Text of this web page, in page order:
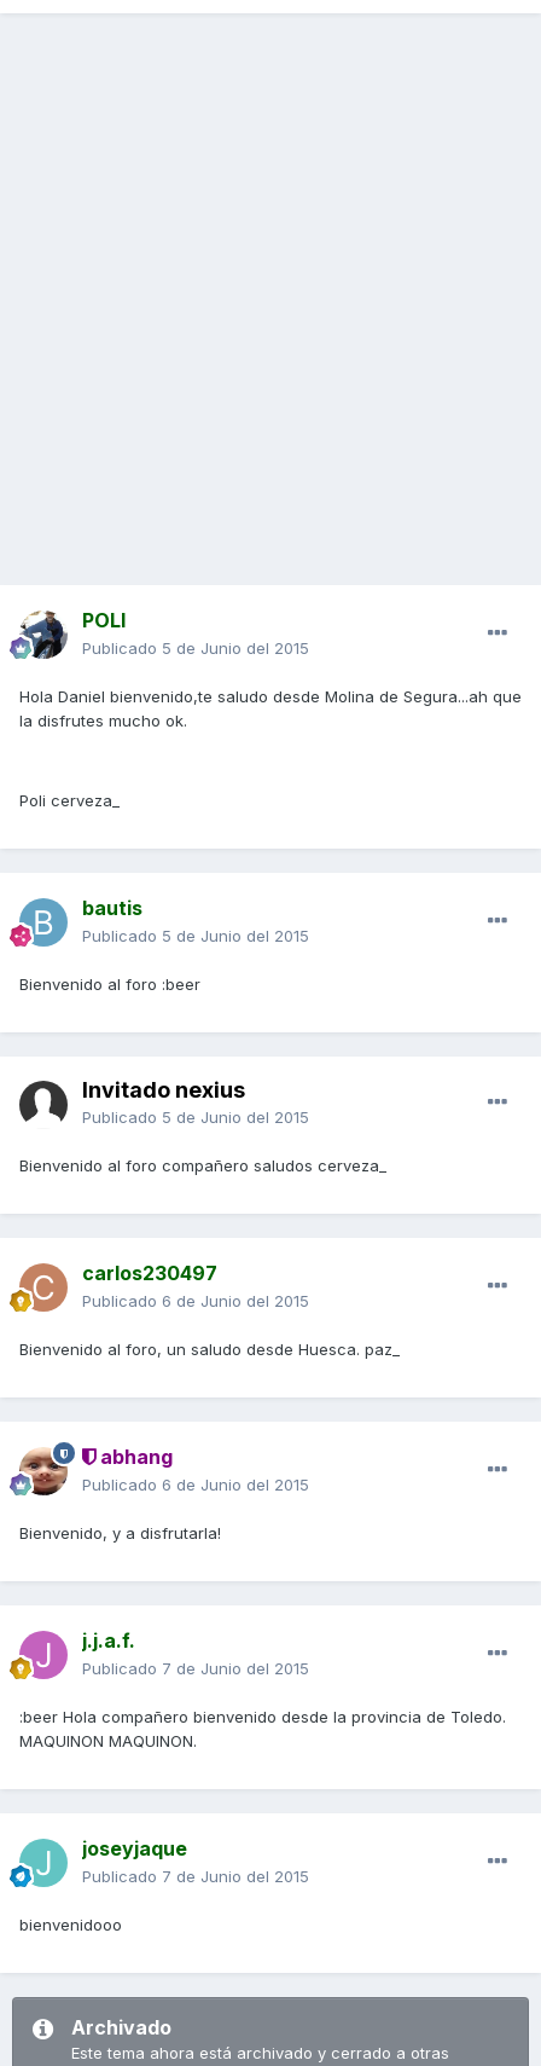
POLI
Publicado 5 de Junio del 2015
Hola Daniel bienvenido,te saludo desde Molina de Segura...ah que
la disfrutes mucho ok.
Poli cerveza_
bautis
Publicado 5 de Junio del 2015
Bienvenido al foro :beer
Invitado nexius
Publicado 5 de Junio del 2015
Bienvenido al foro compañero saludos cerveza_
carlos230497
Publicado 6 de Junio del 2015
Bienvenido al foro, un saludo desde Huesca. paz_
abhang
Publicado 6 de Junio del 2015
Bienvenido, y a disfrutarla!
j.j.a.f.
Publicado 7 de Junio del 2015
:beer Hola compañero bienvenido desde la provincia de Toledo.
MAQUINON MAQUINON.
joseyjaque
Publicado 7 de Junio del 2015
bienvenidooo
Archivado
Este tema ahora está archivado y cerrado a otras